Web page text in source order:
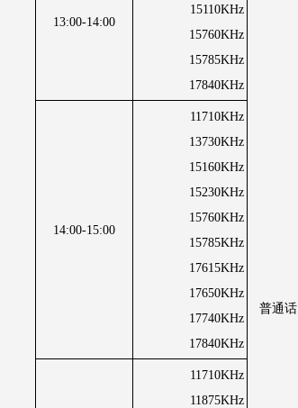
普通话
13:00-14:00
15110KHz
15760KHz
15785KHz
17840KHz
14:00-15:00
11710KHz
13730KHz
15160KHz
15230KHz
15760KHz
15785KHz
17615KHz
17650KHz
17740KHz
17840KHz
11710KHz
11875KHz